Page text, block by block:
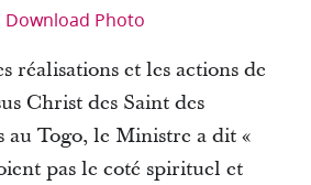
Download Photo
réalisations et les actions de
Christ des Saint des
au Togo, le Ministre a dit «
pas le coté spirituel et